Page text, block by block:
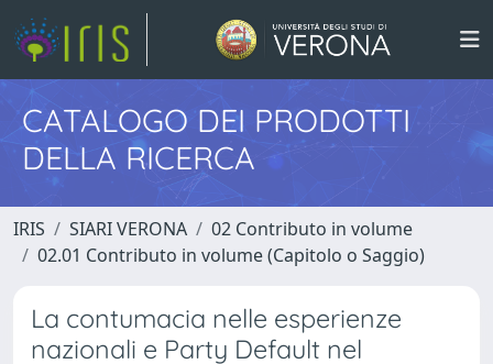
CATALOGO DEI PRODOTTI
DELLA RICERCA
IRIS SIARI VERONA
02 Contributo in volume
02.01 Contributo in volume (Capitolo o Saggio)
La contumacia nelle esperienze
nazionali e Party Default nel